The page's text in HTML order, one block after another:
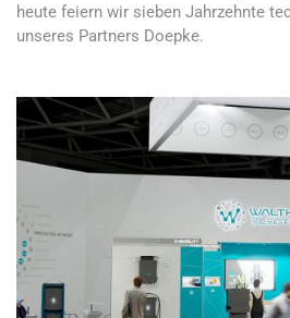
heute feiern wir sieben Jahrzehnte
unseres Partners Doepke.